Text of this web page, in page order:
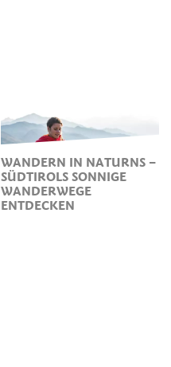
WANDERN IN NATURNS –
SÜDTIROLS SONNIGE
WANDERWEGE
ENTDECKEN